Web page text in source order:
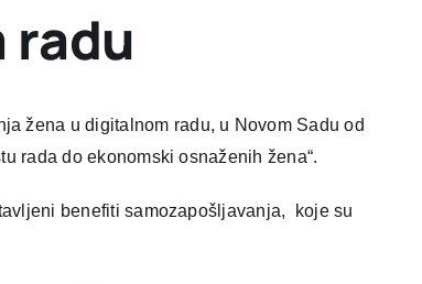
radu
žena u digitalnom radu, u Novom Sadu od
rada do ekonomski osnaženih žena“.
benefiti samozapošljavanja, koje su